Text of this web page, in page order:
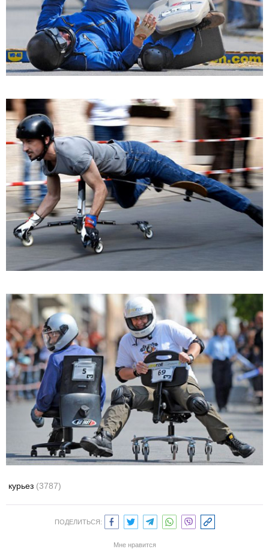
курьез (3787)
ПОДЕЛИТЬСЯ:
Мне нравится